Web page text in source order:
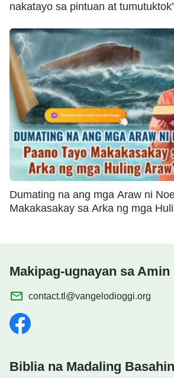
nakatayo sa pintuan at
Dumating na ang mga Araw ni
Makakasakay sa Arka ng mga
Makipag-ugnayan sa Amin
contact.tl@vangelodioggi.org
Biblia na Madaling Basahin